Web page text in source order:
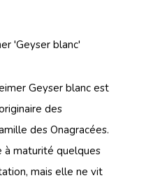
'Geyser blanc'
Geyser blanc est
des
des Onagracées.
à maturité quelques
mais elle ne vit